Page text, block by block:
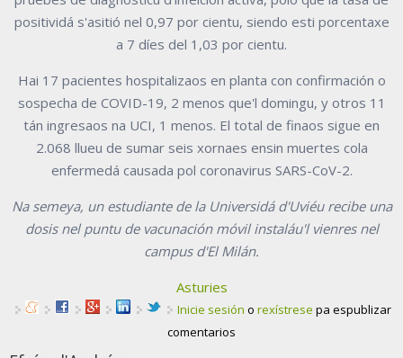
positividá s'asitió nel 0,97 por cientu, siendo esti porcentaxe
a 7 díes del 1,03 por cientu.
Hai 17 pacientes hospitalizaos en planta con confirmación o
sospecha de COVID-19, 2 menos que'l domingu, y otros 11
tán ingresaos na UCI, 1 menos. El total de finaos sigue en
2.068 llueu de sumar seis xornaes ensin muertes cola
enfermedá causada pol coronavirus SARS-CoV-2.
Na semeya, un estudiante de la Universidá d'Uviéu recibe una
dosis nel puntu de vacunación móvil instaláu'l vienres nel
campus d'El Milán.
Asturies
Inicie sesión o rexístrese pa espublizar
comentarios